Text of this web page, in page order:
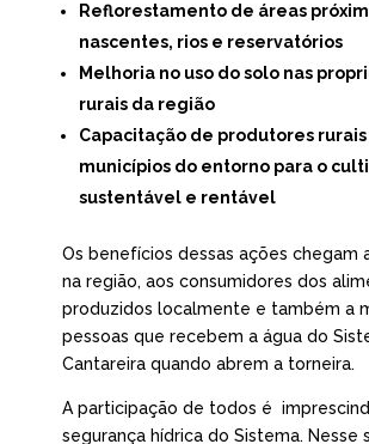
Reflorestamento de áreas
nascentes, rios e reservatórios
Melhoria no uso do solo nas
rurais da região
Capacitação de produtores rurais
municípios do entorno para o
sustentável e rentável
Os benefícios dessas ações chegam
na região, aos consumidores dos
produzidos localmente e também a
pessoas que recebem a água do
Cantareira quando abrem a torneira.
A participação de todos é
segurança hídrica do Sistema. Nesse